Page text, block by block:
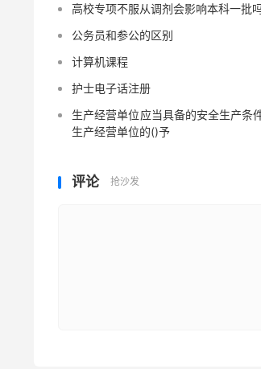
高校专项不服从调剂会影响本科一批
公务员和参公的区别
计算机课程
护士电子话注册
生产经营单位应当具备的安全生产条
生产经营单位的()予
评论 抢沙发